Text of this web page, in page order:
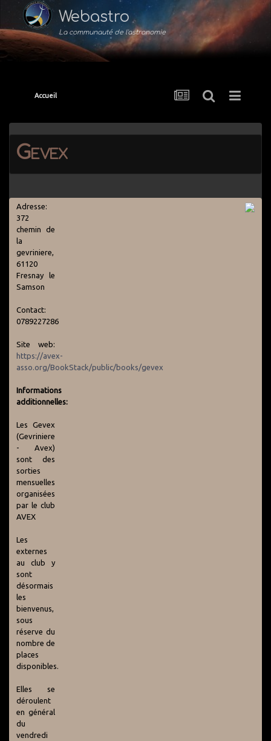
Webastro
La communauté de l'astronomie
Accueil
Gevex
Adresse:
372
chemin de
la
gevriniere,
61120
Fresnay le
Samson
Contact:
0789227286
Site web:
https://avex-
asso.org/BookStack/public/books/gevex
Informations
additionnelles:
Les Gevex
(Gevriniere
- Avex)
sont des
sorties
mensuelles
organisées
par le club
AVEX
Les
externes
au club y
sont
désormais
les
bienvenus,
sous
réserve du
nombre de
places
disponibles.
Elles se
déroulent
en général
du
vendredi